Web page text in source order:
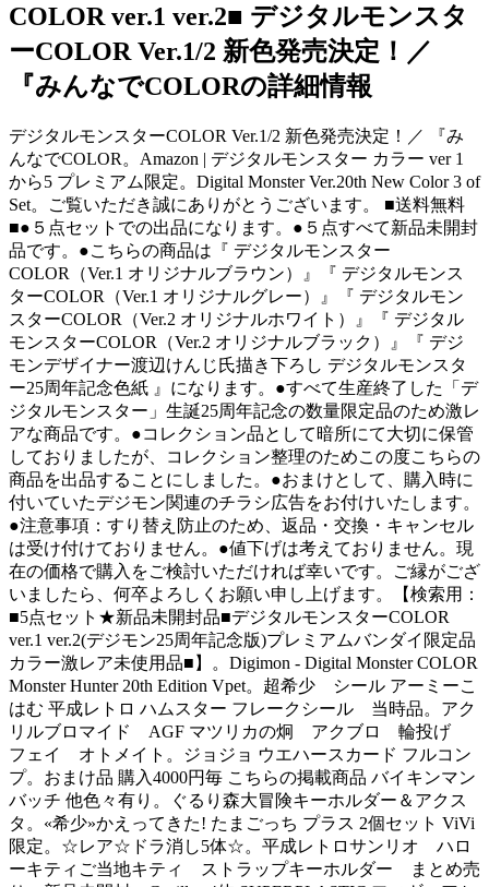
COLOR ver.1 ver.2■ デジタルモンスタ
ーCOLOR Ver.1/2 新色発売決定！／
『みんなでCOLORの詳細情報
デジタルモンスターCOLOR Ver.1/2 新色発売決定！／ 『み
んなでCOLOR。Amazon | デジタルモンスター カラー ver 1
から5 プレミアム限定。Digital Monster Ver.20th New Color 3 of
Set。ご覧いただき誠にありがとうございます。 ■送料無料
■●５点セットでの出品になります。●５点すべて新品未開封
品です。●こちらの商品は『 デジタルモンスター
COLOR（Ver.1 オリジナルブラウン）』『 デジタルモンス
ターCOLOR（Ver.1 オリジナルグレー）』『 デジタルモン
スターCOLOR（Ver.2 オリジナルホワイト）』『 デジタル
モンスターCOLOR（Ver.2 オリジナルブラック）』『 デジ
モンデザイナー渡辺けんじ氏描き下ろし デジタルモンスタ
ー25周年記念色紙 』になります。●すべて生産終了した「デ
ジタルモンスター」生誕25周年記念の数量限定品のため激レ
アな商品です。●コレクション品として暗所にて大切に保管
しておりましたが、コレクション整理のためこの度こちらの
商品を出品することにしました。●おまけとして、購入時に
付いていたデジモン関連のチラシ広告をお付けいたします。
●注意事項：すり替え防止のため、返品・交換・キャンセル
は受け付けておりません。●値下げは考えておりません。現
在の価格で購入をご検討いただければ幸いです。ご縁がござ
いましたら、何卒よろしくお願い申し上げます。【検索用：
■5点セット★新品未開封品■デジタルモンスターCOLOR
ver.1 ver.2(デジモン25周年記念版)プレミアムバンダイ限定品
カラー激レア未使用品■】。Digimon - Digital Monster COLOR
Monster Hunter 20th Edition Vpet。超希少 シール アーミーこ
はむ 平成レトロ ハムスター フレークシール 当時品。アク
リルブロマイド AGF マツリカの炯 アクブロ 輪投げ
フェイ オトメイト。ジョジョ ウエハースカード フルコン
プ。おまけ品 購入4000円毎 こちらの掲載商品 バイキンマン
バッチ 他色々有り。ぐるり森大冒険キーホルダー＆アクス
タ。«希少»かえってきた! たまごっち プラス 2個セット ViVi
限定。☆レア☆ドラ消し5体☆。平成レトロサンリオ ハロ
ーキティご当地キティ ストラップキーホルダー まとめ売